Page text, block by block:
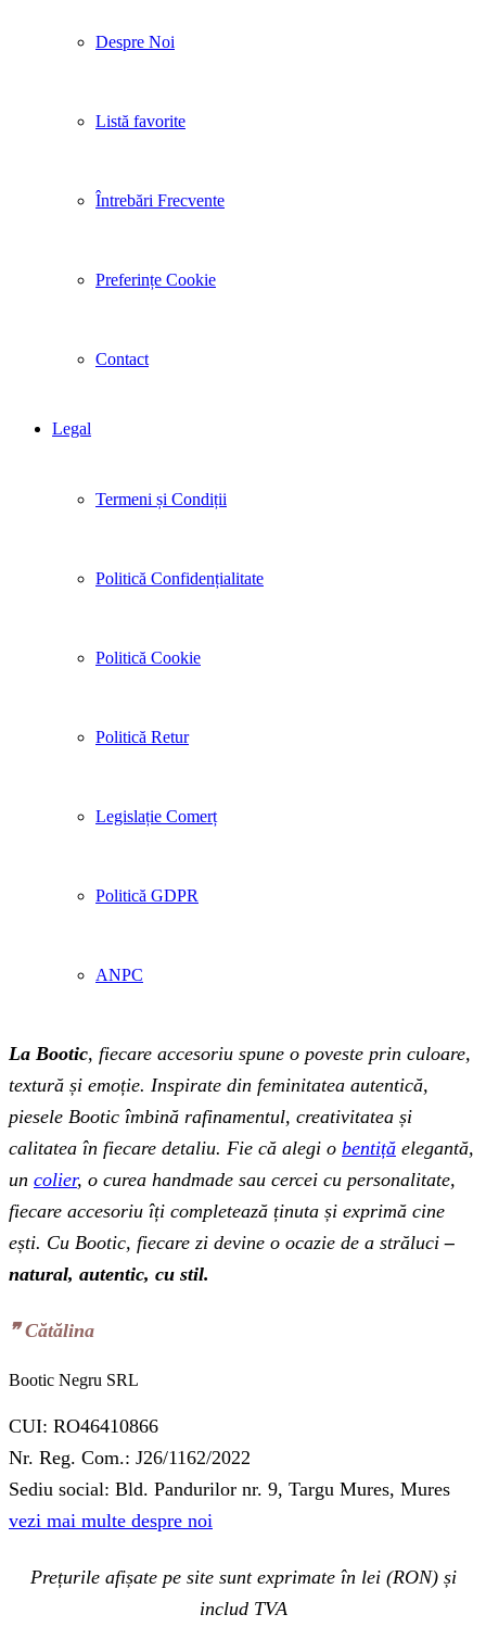
Despre Noi
Listă favorite
Întrebări Frecvente
Preferințe Cookie
Contact
Legal
Termeni și Condiții
Politică Confidențialitate
Politică Cookie
Politică Retur
Legislație Comerț
Politică GDPR
ANPC
La Bootic, fiecare accesoriu spune o poveste prin culoare,
textură și emoție. Inspirate din feminitatea autentică,
piesele Bootic îmbină rafinamentul, creativitatea și
calitatea în fiecare detaliu. Fie că alegi o bentiță elegantă,
un colier, o curea handmade sau cercei cu personalitate,
fiecare accesoriu îți completează ținuta și exprimă cine
ești. Cu Bootic, fiecare zi devine o ocazie de a străluci –
natural, autentic, cu stil.
❞‬ Cătălina
Bootic Negru SRL
CUI: RO46410866
Nr. Reg. Com.: J26/1162/2022
Sediu social: Bld. Pandurilor nr. 9, Targu Mures, Mures
vezi mai multe despre noi
Prețurile afișate pe site sunt exprimate în lei (RON) și
includ TVA